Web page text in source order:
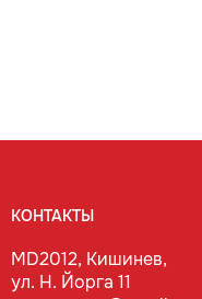
КОНТАКТЫ
MD2012, Кишинев,
ул. Н. Йорга 11